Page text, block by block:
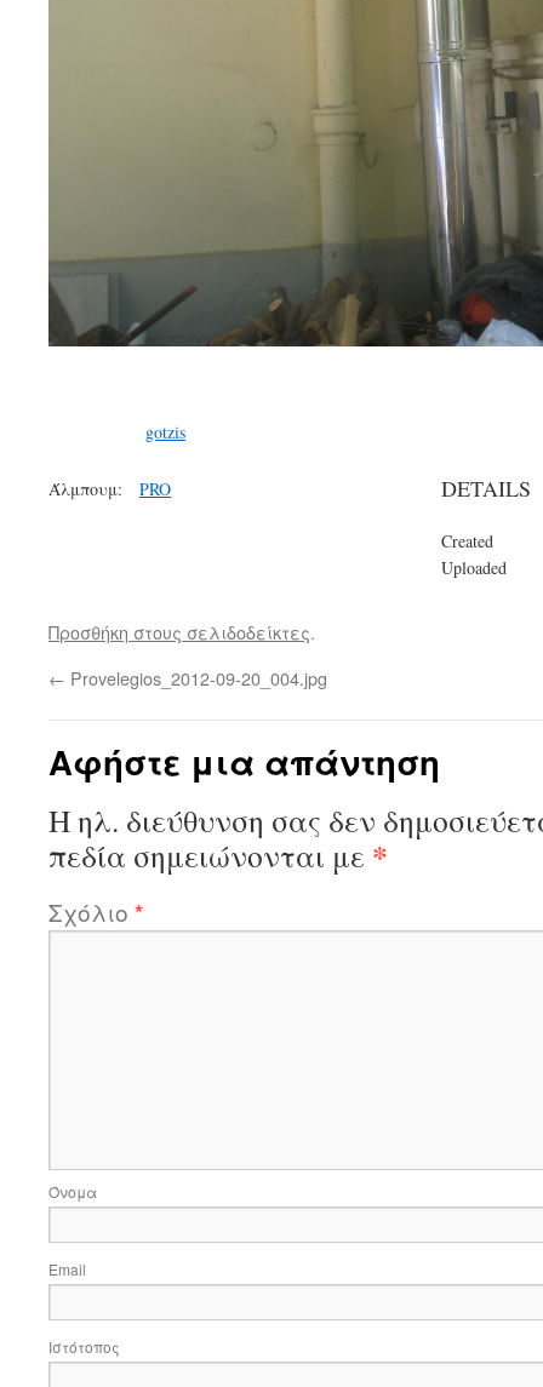
gotzis
Άλμπουμ: PRO DETAILS
Created
Uploaded
Προσθήκη στους σελιδοδείκτες.
← Provelegios_2012-09-20_004.jpg
Αφήστε μια απάντηση
Η ηλ. διεύθυνση σας δεν
πεδία σημειώνονται με *
Σχόλιο *
Όνομα
Email
Ιστότοπος